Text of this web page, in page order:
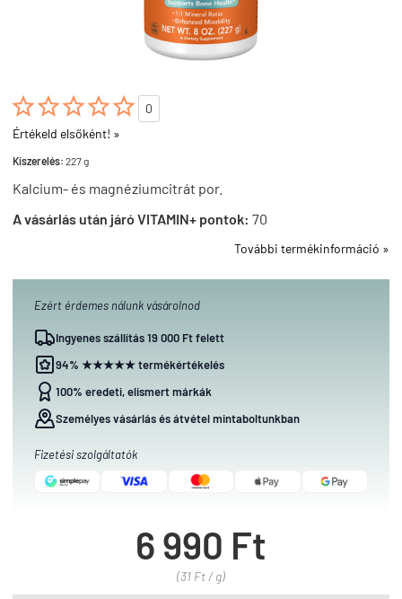

0
Értékeld elsőként! »
Kiszerelés: 227 g
Kalcium- és magnéziumcitrát por.
A vásárlás után járó VITAMIN+ pontok: 70
További termékinformáció »
Ezért érdemes nálunk vásárolnod
Ingyenes szállítás 19 000 Ft felett
94% ★★★★★ termékértékelés
100% eredeti, elismert márkák
Személyes vásárlás és átvétel mintaboltunkban
Fizetési szolgáltatók
6 990 Ft
(31 Ft / g)